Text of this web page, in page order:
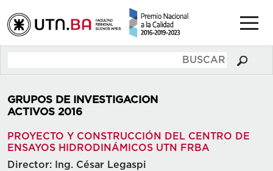
GRUPOS DE INVESTIGACION
ACTIVOS 2016
PROYECTO Y CONSTRUCCIÓN DEL CENTRO DE
ENSAYOS HIDRODINÁMICOS UTN FRBA
Director: Ing. César Legaspi